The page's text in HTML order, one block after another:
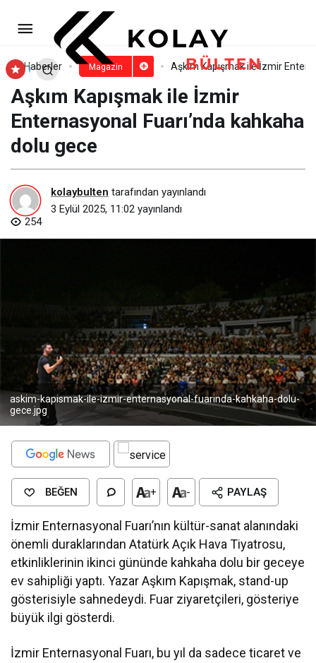
Haberler Magazin Aşkım Kapışmak ile İzmir
Aşkım Kapışmak ile İzmir
Enternasyonal Fuarı’nda kahkaha
dolu gece
kolaybulten tarafından yayınlandı
3 Eylül 2025, 11:02 yayınlandı
254
askim-kapismak-ile-izmir-enternasyonal-fuarinda-kahkaha-dolu-
gece.jpg
BEĞEN + - PAYLAŞ
İzmir Enternasyonal Fuarı’nın kültür-sanat alanındaki
önemli duraklarından Atatürk Açık Hava Tiyatrosu,
etkinliklerinin ikinci gününde kahkaha dolu bir geceye
ev sahipliği yaptı. Yazar Aşkım Kapışmak, stand-up
gösterisiyle sahnedeydi. Fuar ziyaretçileri, gösteriye
büyük ilgi gösterdi.
İzmir Enternasyonal Fuarı, bu yıl da sadece ticaret ve
Gül Gökçe Korkmaz’dan yazı
bitiren şarkı: Yani
Yorum Yap Paylaş